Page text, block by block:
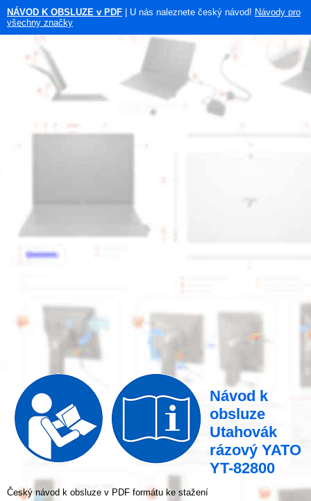
NÁVOD K OBSLUZE v PDF | U nás naleznete český návod! Návody pro
všechny značky
Návod k
obsluze
Utahovák
rázový YATO
YT-82800
Český návod k obsluze v PDF formátu ke stažení